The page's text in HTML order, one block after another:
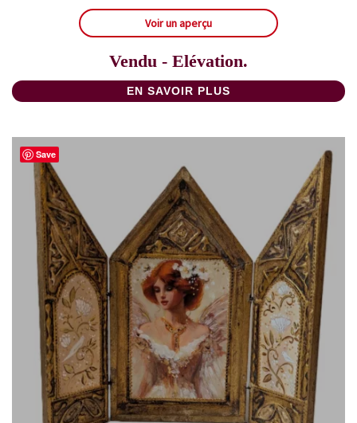
Voir un aperçu
Vendu - Elévation.
EN SAVOIR PLUS
Save